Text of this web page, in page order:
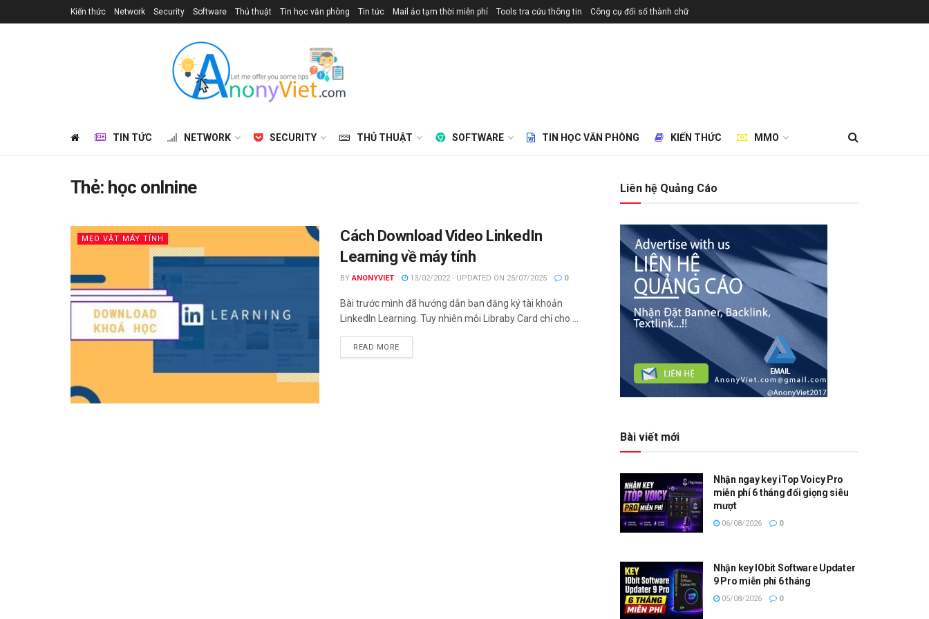
Kiến thức Network Security Software Thủ thuật Tin học văn phòng Tin tức Mail ảo tạm thời miễn phí Tools tra cứu thông tin Công cụ đổi số thành chữ
TIN TỨC NETWORK SECURITY THỦ THUẬT SOFTWARE TIN HỌC VĂN PHÒNG KIẾN THỨC MMO
Thẻ: học onlnine
MẸO VẶT MÁY TÍNH
Cách Download Video LinkedIn
Learning về máy tính
BY ANONYVIET 13/02/2022 - UPDATED ON 25/07/2025 0
Bài trước mình đã hướng dẫn bạn đăng ký tài khoản
LinkedIn Learning. Tuy nhiên mỗi Libraby Card chỉ cho ...
READ MOREDETAILS
Liên hệ Quảng Cáo
Bài viết mới
Nhận ngay key iTop Voicy Pro
miễn phí 6 tháng đổi giọng siêu
mượt
06/08/2026 0
Nhận key IObit Software Updater
9 Pro miễn phí 6 tháng
05/08/2026 0